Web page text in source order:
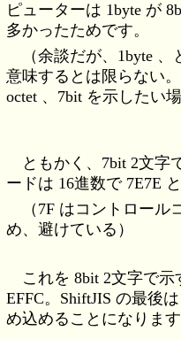
ピューターは 1byte が
多かったためです。
（余談だが、1byte
意味するとは限らない
octet 、7bit を示したい
ともかく、7bit 2文字
ードは 16進数で 7E7E
（7F はコントロー
め、避けている）
これを 8bit 2文字で示
EFFC。ShiftJIS の最後
め込めることになります